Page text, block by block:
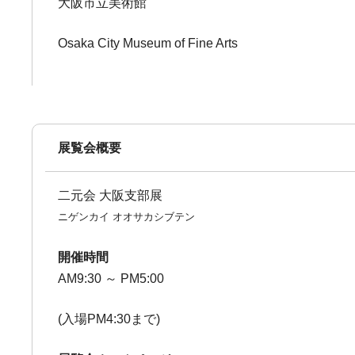
大阪市立美術館
Osaka City Museum of Fine Arts
展覧会概要
二元会 大阪支部展
ニゲンカイ オオサカシブテン
開催時間
AM9:30 ～ PM5:00
(入場PM4:30まで)